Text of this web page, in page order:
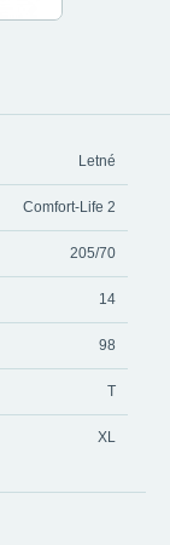
Letné
Comfort-Life 2
205/70
14
98
T
XL